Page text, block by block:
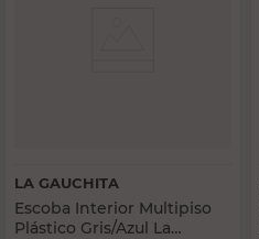
LA GAUCHITA
Escoba Interior Multipiso
Plástico Gris/Azul La